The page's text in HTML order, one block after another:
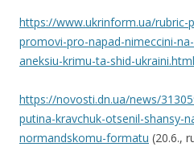
https://www.ukrinform.ua/rubric-
promovi-pro-napad-nimeccini-
aneksiu-krimu-ta-shid-ukraini.html
https://novosti.dn.ua/news/
putina-kravchuk-otsenil-shansy-
normandskomu-formatu (20.6.,